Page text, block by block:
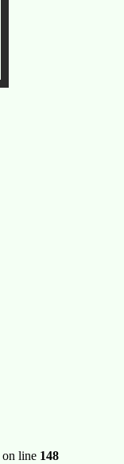
on line 148